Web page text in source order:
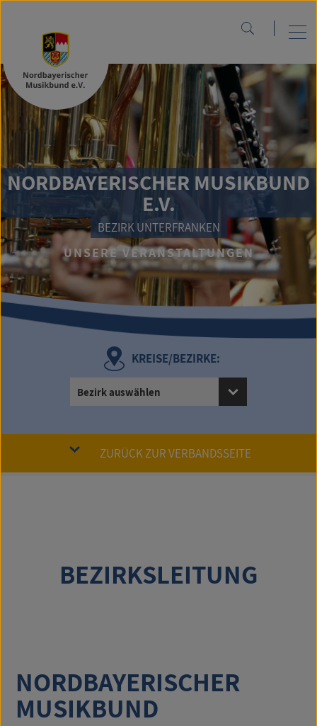
NORDBAYERISCHER MUSIKBUND
E.V.
BEZIRK UNTERFRANKEN
UNSERE VERANSTALTUNGEN
KREISE/BEZIRKE:
Bezirk auswählen
ZURÜCK ZUR VERBANDSSEITE
BEZIRKSLEITUNG
NORDBAYERISCHER
MUSIKBUND